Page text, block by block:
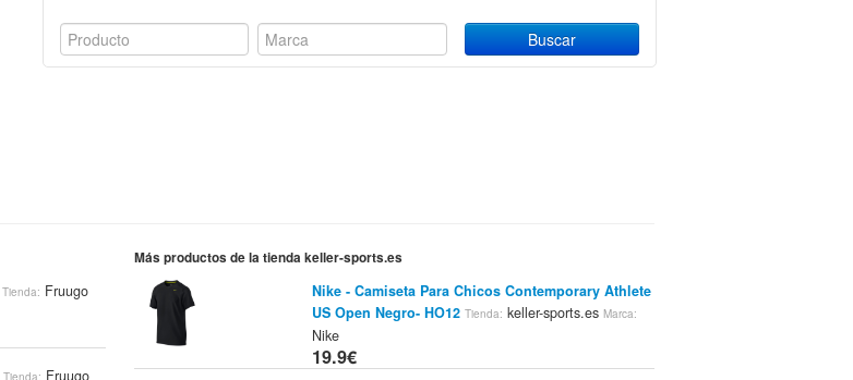
Tienda: Fruugo
Tienda: Fruugo
Más productos de la tienda keller-sports.es
Nike - Camiseta Para Chicos Contemporary Athlete
US Open Negro- HO12 Tienda: keller-sports.es Marca:
Nike
19.9€